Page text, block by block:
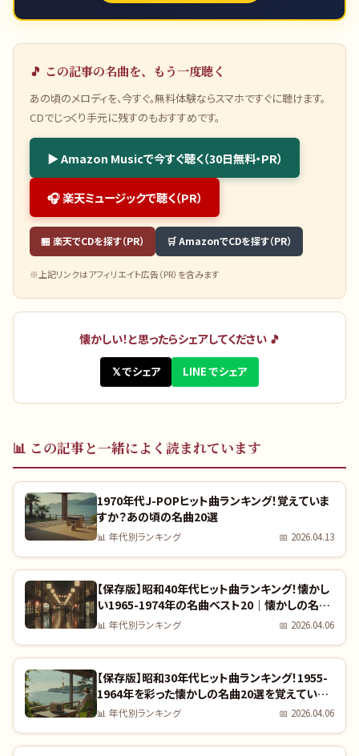
🎵 この記事の名曲を、もう一度聴く
あの頃のメロディを、今すぐ。無料体験ならスマホですぐに聴けます。
CDでじっくり手元に残すのもおすすめです。
▶ Amazon Musicで今すぐ聴く（30日無料・PR）
🎧 楽天ミュージックで聴く（PR）
🏪 楽天でCDを探す（PR） 🛒 AmazonでCDを探す（PR）
※上記リンクはアフィリエイト広告（PR）を含みます
懐かしい！と思ったらシェアしてください 🎵
𝕏 でシェア LINE でシェア
📊 この記事と一緒によく読まれています
1970年代J-POPヒット曲ランキング！覚えていま
すか？あの頃の名曲20選
📊 年代別ランキング 📅 2026.04.13
【保存版】昭和40年代ヒット曲ランキング！懐かし
い1965-1974年の名曲ベスト20｜懐かしの名曲
完全リスト
📊 年代別ランキング 📅 2026.04.06
【保存版】昭和30年代ヒット曲ランキング！1955-
1964年を彩った懐かしの名曲20選を覚えていま
すか？｜全曲リスト付き
📊 年代別ランキング 📅 2026.04.06